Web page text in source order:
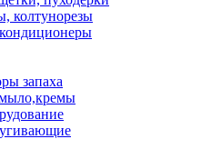
колтунорезы
запаха